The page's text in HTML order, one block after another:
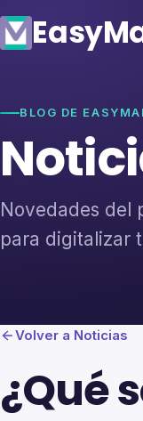
Easy
BLOG DE
Novedades del
para digitalizar
Volver a Noticias
¿Qué